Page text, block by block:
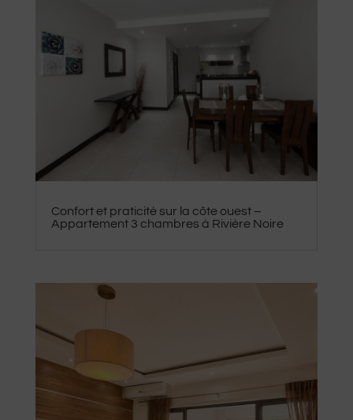
Confort et praticité sur la côte ouest –
Appartement 3 chambres à Rivière Noire